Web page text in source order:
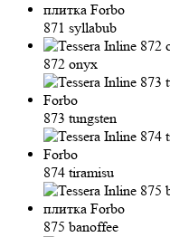
871 syllabub
872 onyx
873 tungsten
874 tiramisu
875 banoffee